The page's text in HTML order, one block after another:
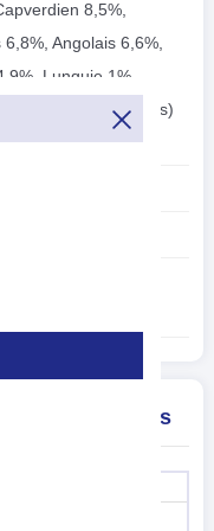
8,5%,
6,8%, Angolais 6,6%,
Lunguie 1%,
langue des signes)
de pays